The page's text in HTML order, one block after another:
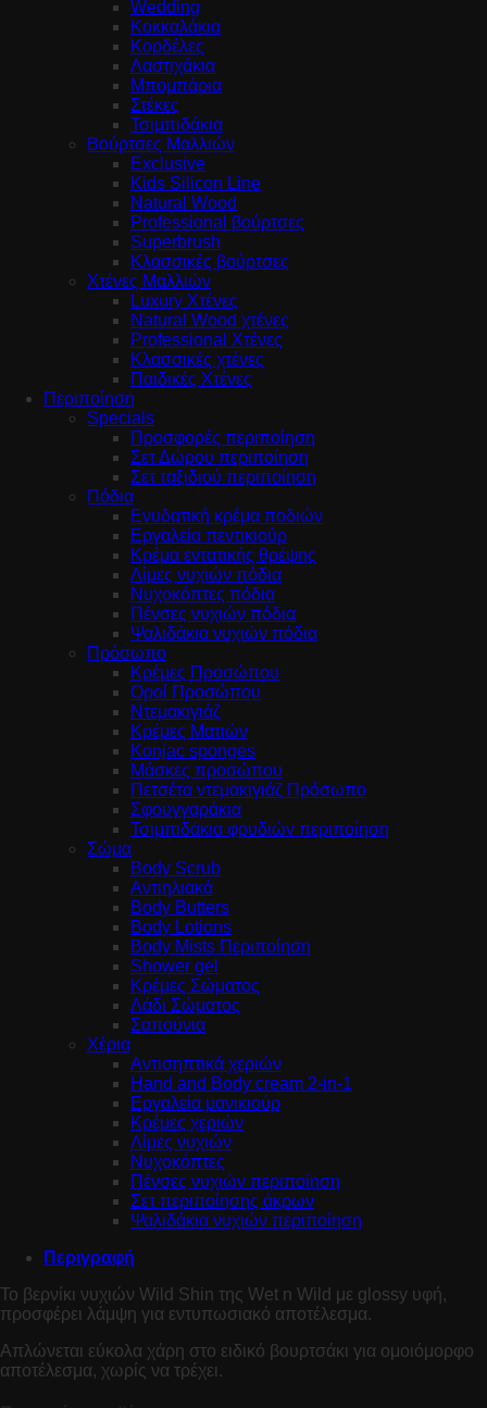
Wedding
Κοκκαλάκια
Κορδέλες
Λαστιχάκια
Μπομπάρια
Στέκες
Τσιμπιδάκια
Βούρτσες Μαλλιών
Exclusive
Kids Silicon Line
Natural Wood
Professional βούρτσες
Superbrush
Κλασσικές βούρτσες
Χτένες Μαλλιών
Luxury Χτένες
Natural Wood χτένες
Professional Χτένες
Κλασσικές χτένες
Παιδικές Χτένες
Περιποίηση
Specials
Προσφορές περιποίηση
Σετ Δώρου περιποίηση
Σετ ταξιδιού περιποίηση
Πόδια
Ενυδατική κρέμα ποδιών
Εργαλεία πεντικιούρ
Κρέμα εντατικής θρέψης
Λίμες νυχιών πόδια
Νυχοκόπτες πόδια
Πένσες νυχιών πόδια
Ψαλιδάκια νυχιών πόδια
Πρόσωπο
Κρέμες Προσώπου
Οροί Προσώπου
Ντεμακιγιάζ
Κρέμες Ματιών
Konjac sponges
Μάσκες προσώπου
Πετσέτα ντεμακιγιάζ Πρόσωπο
Σφουγγαράκια
Τσιμπιδάκια φρυδιών περιποίηση
Σώμα
Body Scrub
Αντιηλιακά
Body Butters
Body Lotions
Body Mists Περιποίηση
Shower gel
Κρέμες Σώματος
Λάδι Σώματος
Σαπούνια
Χέρια
Αντισηπτικά χεριών
Hand and Body cream 2-in-1
Εργαλεία μανικιούρ
Κρέμες χεριών
Λίμες νυχιών
Νυχοκόπτες
Πένσες νυχιών περιποίηση
Σετ περιποίησης άκρων
Ψαλιδάκια νυχιών περιποίηση
Περιγραφή
Το βερνίκι νυχιών Wild Shin της Wet n Wild με glossy υφή,
προσφέρει λάμψη για εντυπωσιακό αποτέλεσμα.
Απλώνεται εύκολα χάρη στο ειδικό βουρτσάκι για ομοιόμορφο
αποτέλεσμα, χωρίς να τρέχει.